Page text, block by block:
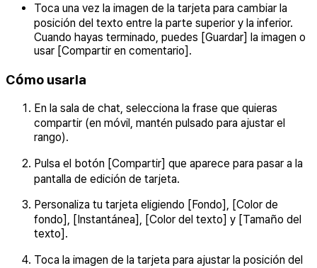
Toca una vez la imagen de la tarjeta para cambiar la
posición del texto entre la parte superior y la inferior.
Cuando hayas terminado, puedes [Guardar] la imagen o
usar [Compartir en comentario].
Cómo usarla
En la sala de chat, selecciona la frase que quieras
compartir (en móvil, mantén pulsado para ajustar el
rango).
Pulsa el botón [Compartir] que aparece para pasar a la
pantalla de edición de tarjeta.
Personaliza tu tarjeta eligiendo [Fondo], [Color de
fondo], [Instantánea], [Color del texto] y [Tamaño del
texto].
Toca la imagen de la tarjeta para ajustar la posición del